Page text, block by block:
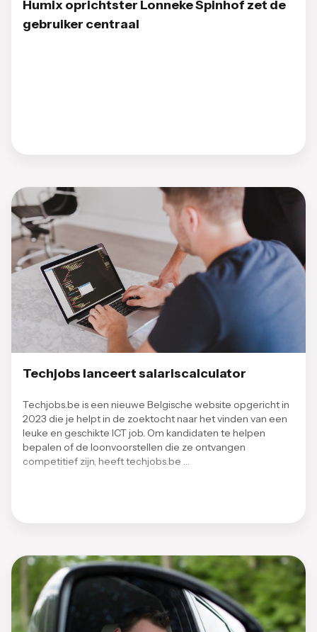
Humix oprichtster Lonneke Spinhof zet de
gebruiker centraal
Techjobs lanceert salariscalculator
Techjobs.be is een nieuwe Belgische website opgericht in
2023 die je helpt in de zoektocht naar het vinden van een
leuke en geschikte ICT job. Om kandidaten te helpen
bepalen of de loonvoorstellen die ze ontvangen
competitief zijn, heeft techjobs.be …